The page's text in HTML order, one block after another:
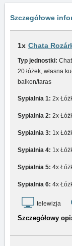
Szczegółowe
1x Chata
Typ jednostki:
20 łóżek, własna
balkon/taras
Sypialnia 1: 2x
Sypialnia 2: 2x
Sypialnia 3: 1x
Sypialnia 4: 1x
Sypialnia 5: 4x
Sypialnia 6: 4x
telewizja
Szczegółowy